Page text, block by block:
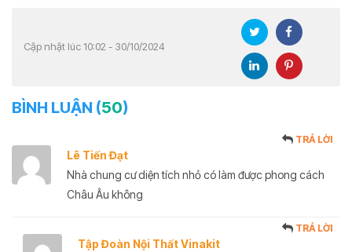
Cập nhật lúc 10:02 - 30/10/2024
BÌNH LUẬN (50)
Lê Tiến Đạt
TRẢ LỜI
Nhà chung cư diện tích nhỏ có làm được phong cách
Châu Âu không
Tập Đoàn Nội Thất Vinakit
TRẢ LỜI